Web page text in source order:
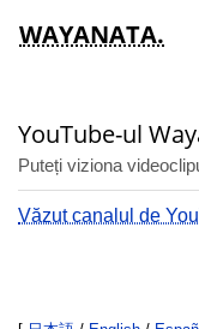
WAYANATA.
YouTube-ul
Puteți viziona
Văzut canalul de